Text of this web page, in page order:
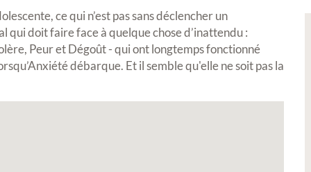
ce qui n’est pas sans déclencher un
doit faire face à quelque chose d’inattendu :
Peur et Dégoût - qui ont longtemps fonctionné
débarque. Et il semble qu'elle ne soit pas la